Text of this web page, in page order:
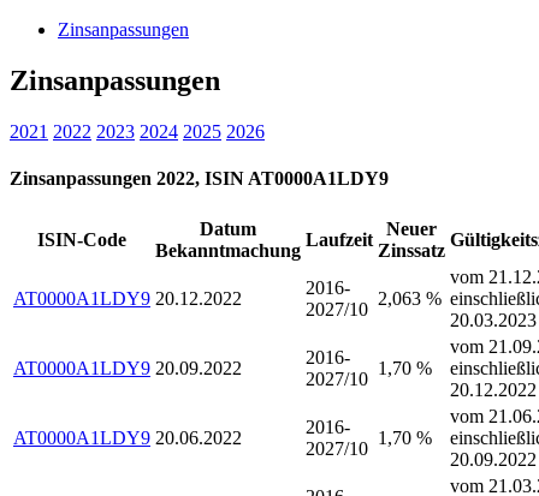
Zinsanpassungen
Zinsanpassungen
2021 2022 2023 2024 2025 2026
Zinsanpassungen 2022, ISIN AT0000A1LDY9
ISIN-Code
Datum
Bekanntmachung
Laufzeit
Neuer
Zinssatz
AT0000A1LDY9 20.12.2022
2016-
2027/10
2,063 %
vom
20.03.2023
AT0000A1LDY9 20.09.2022
2016-
2027/10
1,70 %
vom
20.12.2022
AT0000A1LDY9 20.06.2022
2016-
2027/10
1,70 %
vom
20.09.2022
vom